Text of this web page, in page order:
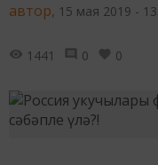
автор, 15 мая 2019 -
1441 0 0